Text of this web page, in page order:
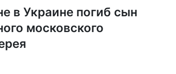
в Украине погиб сын
московского